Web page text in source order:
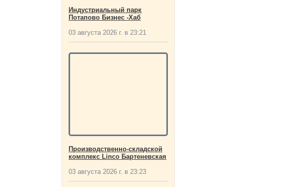
Индустриальный парк
Потапово Бизнес -Хаб
03 августа 2026 г. в 23:21
Производственно-складской
комплекс Linco Бартеневская
03 августа 2026 г. в 23:23